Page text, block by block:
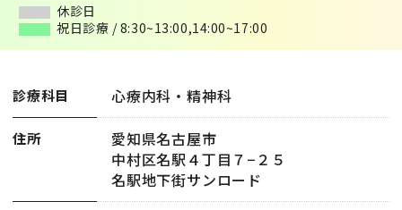
休診日
祝日診療 / 8:30~13:00,14:00~17:00
休診日
祝日診療 / 8:30~13:00,14:00~17:00
診療科目 心療内科・精神科
住所
愛知県名古屋市
中村区名駅４丁目７−２５
名駅地下街サンロード